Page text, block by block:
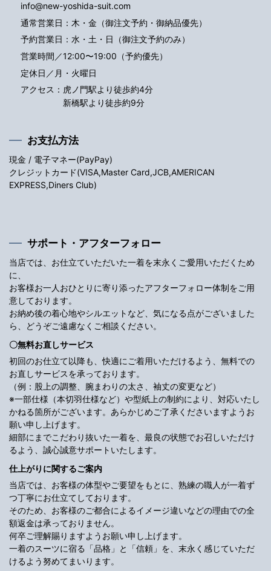
info@new-yoshida-suit.com
通常営業日：木・金（御注文予約・御納品優先）
予約営業日：水・土・日（御注文予約のみ）
営業時間／12:00〜19:00（予約優先）
定休日／月・火曜日
アクセス： 虎ノ門駅より徒歩約4分
新橋駅より徒歩約9分
お支払方法
現金 / 電子マネー(PayPay)
クレジットカード(VISA,Master Card,JCB,AMERICAN
EXPRESS,Diners Club)
サポート・アフターフォロー
当店では、お仕立ていただいた一着を末永くご愛用いただくため
に、
お客様お一人おひとりに寄り添ったアフターフォロー体制をご用
意しております。
お納め後の着心地やシルエットなど、気になる点がございました
ら、どうぞご遠慮なくご相談ください。
〇無料お直しサービス
初回のお仕立て以降も、快適にご着用いただけるよう、無料での
お直しサービスを承っております。
（例：股上の調整、腕まわりの太さ、袖丈の変更など）
※一部仕様（本切羽仕様など）や型紙上の制約により、対応いたし
かねる箇所がございます。あらかじめご了承くださいますようお
願い申し上げます。
細部にまでこだわり抜いた一着を、最良の状態でお召しいただけ
るよう、誠心誠意サポートいたします。
仕上がりに関するご案内
当店では、お客様の体型やご要望をもとに、熟練の職人が一着ず
つ丁寧にお仕立てしております。
そのため、お客様のご都合によるイメージ違いなどの理由での全
額返金は承っておりません。
何卒ご理解賜りますようお願い申し上げます。
一着のスーツに宿る「品格」と「信頼」を、末永く感じていただ
けるよう努めてまいります。